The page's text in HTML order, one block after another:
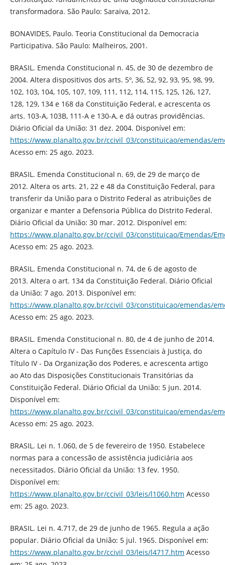
transformadora. São Paulo: Saraiva, 2012.
BONAVIDES, Paulo. Teoria Constitucional da Democracia
Participativa. São Paulo: Malheiros, 2001.
BRASIL. Emenda Constitucional n. 45, de 30 de dezembro de
2004. Altera dispositivos dos arts. 5º, 36, 52, 92, 93, 95, 98, 99,
102, 103, 104, 105, 107, 109, 111, 112, 114, 115, 125, 126, 127,
128, 129, 134 e 168 da Constituição Federal, e acrescenta os
arts. 103-A, 103B, 111-A e 130-A, e dá outras providências.
Diário Oficial da União: 31 dez. 2004. Disponível em:
https://www.planalto.gov.br/ccivil_03/constituicao/emendas/
Acesso em: 25 ago. 2023.
BRASIL. Emenda Constitucional n. 69, de 29 de março de
2012. Altera os arts. 21, 22 e 48 da Constituição Federal, para
transferir da União para o Distrito Federal as atribuições de
organizar e manter a Defensoria Pública do Distrito Federal.
Diário Oficial da União: 30 mar. 2012. Disponível em:
https://www.planalto.gov.br/ccivil_03/constituicao/Emendas/
Acesso em: 25 ago. 2023.
BRASIL. Emenda Constitucional n. 74, de 6 de agosto de
2013. Altera o art. 134 da Constituição Federal. Diário Oficial
da União: 7 ago. 2013. Disponível em:
https://www.planalto.gov.br/ccivil_03/constituicao/emendas/
Acesso em: 25 ago. 2023.
BRASIL. Emenda Constitucional n. 80, de 4 de junho de 2014.
Altera o Capítulo IV - Das Funções Essenciais à Justiça, do
Título IV - Da Organização dos Poderes, e acrescenta artigo
ao Ato das Disposições Constitucionais Transitórias da
Constituição Federal. Diário Oficial da União: 5 jun. 2014.
Disponível em:
https://www.planalto.gov.br/ccivil_03/constituicao/emendas/
Acesso em: 25 ago. 2023.
BRASIL. Lei n. 1.060, de 5 de fevereiro de 1950. Estabelece
normas para a concessão de assistência judiciária aos
necessitados. Diário Oficial da União: 13 fev. 1950.
Disponível em:
https://www.planalto.gov.br/ccivil_03/leis/l1060.htm Acesso
em: 25 ago. 2023.
BRASIL. Lei n. 4.717, de 29 de junho de 1965. Regula a ação
popular. Diário Oficial da União: 5 jul. 1965. Disponível em:
https://www.planalto.gov.br/ccivil_03/leis/l4717.htm Acesso